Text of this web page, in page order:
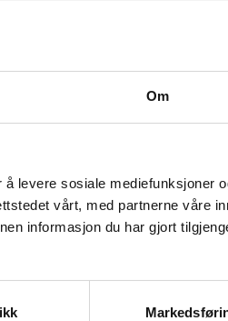
Om
levere sosiale mediefunksjoner
vårt, med partnerne våre
informasjon du har gjort